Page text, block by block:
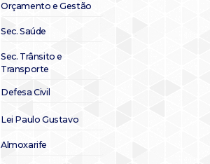
Orçamento e Gestão
Sec. Saúde
Sec. Trânsito e
Transporte
Defesa Civil
Lei Paulo Gustavo
Almoxarife